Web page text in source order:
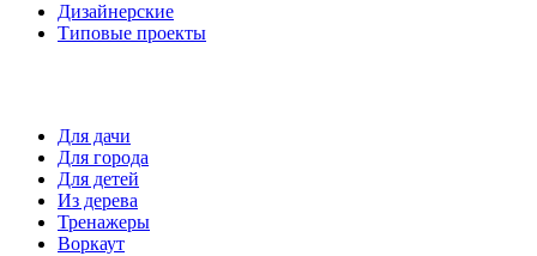
Дизайнерские
Типовые проекты
Для дачи
Для города
Для детей
Из дерева
Тренажеры
Воркаут